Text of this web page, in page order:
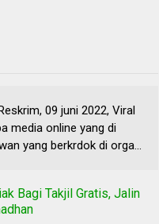
09 juni 2022, Viral
media online yang di
yang berkrdok di orga...
Bagi Takjil Gratis, Jalin